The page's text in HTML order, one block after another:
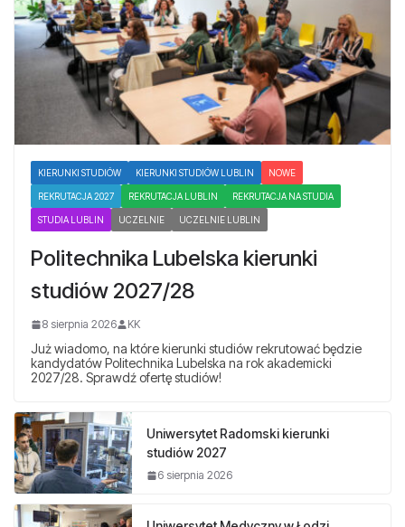
KIERUNKI STUDIÓW KIERUNKI STUDIÓW LUBLIN NOWE
REKRUTACJA 2027 REKRUTACJA LUBLIN REKRUTACJA NA STUDIA
STUDIA LUBLIN UCZELNIE UCZELNIE LUBLIN
Politechnika Lubelska kierunki
studiów 2027/28
8 sierpnia 2026 KK
Już wiadomo, na które kierunki studiów rekrutować będzie
kandydatów Politechnika Lubelska na rok akademicki
2027/28. Sprawdź ofertę studiów!
Uniwersytet Radomski kierunki
studiów 2027
6 sierpnia 2026